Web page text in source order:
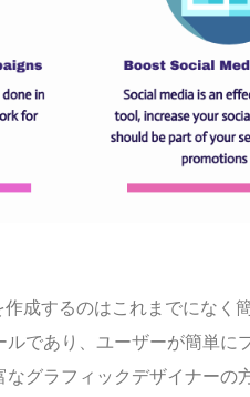
成するのはこれまでになく
であり、ユーザーが簡単に
グラフィックデザイナーの